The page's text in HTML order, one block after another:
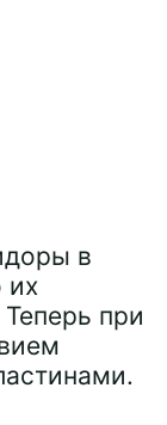
в
их
при